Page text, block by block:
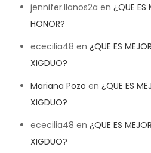
jennifer.llanos2a en ¿QUE ES
HONOR?
ececilia48 en ¿QUE ES
XIGDUO?
Mariana Pozo en ¿QUE ES
XIGDUO?
ececilia48 en ¿QUE ES
XIGDUO?